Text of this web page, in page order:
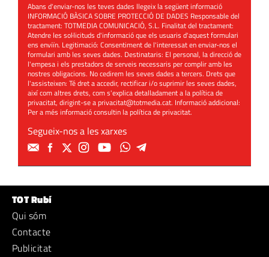
Abans d'enviar-nos les teves dades llegeix la següent informació
INFORMACIÓ BÀSICA SOBRE PROTECCIÓ DE DADES Responsable del
tractament: TOTMEDIA COMUNICACIÓ, S.L. Finalitat del tractament:
Atendre les sol·licituds d'informació que els usuaris d'aquest formulari
ens enviïn. Legitimació: Consentiment de l'interessat en enviar-nos el
formulari amb les seves dades. Destinataris: El personal, la direcció de
l'empesa i els prestadors de serveis necessaris per complir amb les
nostres obligacions. No cedirem les seves dades a tercers. Drets que
l'assisteixen: Té dret a accedir, rectificar i/o suprimir les seves dades,
així com altres drets, com s'explica detalladament a la política de
privacitat, dirigint-se aprivacitat@totmedia.cat. Informació addicional:
Per a més informació consultin lapolítica de privacitat.
Segueix-nos a les xarxes
TOT Rubí
Qui sóm
Contacte
Publicitat